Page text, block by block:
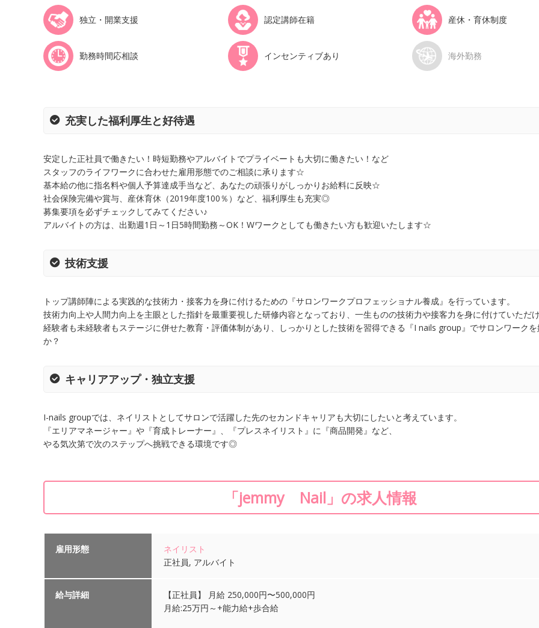
独立・開業支援 認定講師在籍 産休・育休制度
勤務時間応相談 インセンティブあり 海外勤務
充実した福利厚生と好待遇
安定した正社員で働きたい！時短勤務やアルバイトでプライベートも大切に働きたい！など
スタッフのライフワークに合わせた雇用形態でのご相談に承ります☆
基本給の他に指名料や個人予算達成手当など、あなたの頑張りがしっかりお給料に反映☆
社会保険完備や賞与、産休育休（2019年度100％）など、福利厚生も充実◎
募集要項を必ずチェックしてみてください♪
アルバイトの方は、出勤週1日～1日5時間勤務～OK！Wワークとしても働きたい方も歓迎いたします☆
技術支援
トップ講師陣による実践的な技術力・接客力を身に付けるための『サロンワークプロフェッショナル養成』を行っています。
技術力向上や人間力向上を主眼とした指針を最重要視した研修内容となっており、一生ものの技術力や接客力を身に付けていただ
経験者も未経験者もステージに併せた教育・評価体制があり、しっかりとした技術を習得できる『I nails group』でサロンワーク
か？
キャリアアップ・独立支援
I-nails groupでは、ネイリストとしてサロンで活躍した先のセカンドキャリアも大切にしたいと考えています。
『エリアマネージャー』や『育成トレーナー』、『プレスネイリスト』に『商品開発』など、
やる気次第で次のステップへ挑戦できる環境です◎
「jemmy Nail」の求人情報
雇用形態
ネイリスト
正社員, アルバイト
給与詳細
【正社員】 月給 250,000円〜500,000円
月給:25万円～+能力給+歩合給